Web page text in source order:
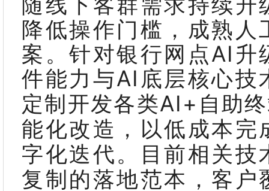
降低操作门槛，成熟
案。针对银行网点AI升
件能力与AI底层核心技
定制开发各类AI+自助
能化改造，以低成本
字化迭代。目前相关
复制的落地范本，客